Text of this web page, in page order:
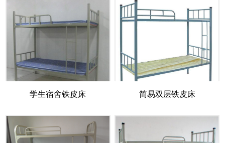
学生宿舍铁皮床 简易双层铁皮床